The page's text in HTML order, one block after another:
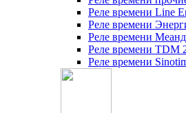
Реле времени Line
Реле времени
Реле времени
Реле времени TDM
Реле времени